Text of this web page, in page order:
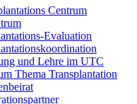
Centrum
Evaluation
und Lehre im UTC
Thema Transplantation